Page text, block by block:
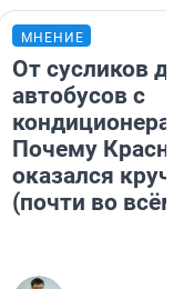
МНЕНИЕ
От сусликов до
автобусов с
Почему
оказался
(почти во